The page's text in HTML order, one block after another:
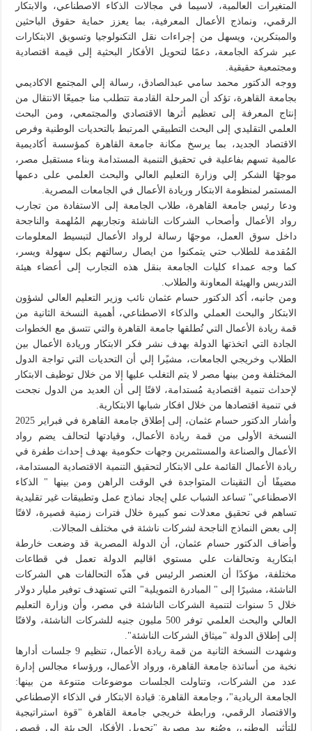
المتغيرات العالمية، لاسيما في مجالات الذكاء الاصطناعي، والابتكار
الرقمي، ونماذج الأعمال المعرفية، بما يعزز حماية حقوق الباحثين
والمبتكرين، ويسهل من إجراءات نقل التكنولوجيا وتسويق الابتكارات
عبر شركة الجامعة، دعمًا لتحويل الأفكار البحثية إلى قيمة اقتصادية
ومجتمعية حقيقية.
ووجه الدكتور محمد سامي عبدالصادق، رسالة إلي المجتمع الاكاديمي
بجامعة القاهرة، تؤكد أن المرحلة القادمة تتطلب منا جميعًا الانتقال من
إنتاج المعرفة إلى تعظيم أثرها الاقتصادي والمجتمعي، ومن البحث
العلمي التقليدي إلى البحث التطبيقي المرتبط بالتحديات الوطنية وفرص
الاقتصاد الجديد، بما يرسخ مكانة جامعة القاهرة كمؤسسة أكاديمية
عالمية تسهم بفاعلية في تحقيق التنمية المستدامة وبناء مستقبل مصر،
موجهًا الشكر إلي وزارة التعليم العالي والبحث العلمي على دعمها
المستمر لمنظومة الابتكار وريادة الأعمال في الجامعات المصرية.
ودعا رئيس جامعة القاهرة، طلاب الجامعة إلى الاستفادة من تجارب
رواد الأعمال وأصحاب الشركات الناشئة وتجاربهم المُلهمة والناجحة
داخل سوق العمل، موجهًا رسالة لرواد الأعمال لتبسيط المعلومات
المُقدمة للطلاب حتي يتمكنوا من ايصال رسالتهم بكل سهولة ويسر،
كما وجه عمداء كليات الجامعة بنقل هذه التجارب إلى أعضاء هيئة
التدريس والهيئة المعاونة والطلاب.
ومن جانبه، أكد الدكتور حسام عثمان نائب وزير التعليم العالي لشؤون
الابتكار والبحث العملي والذكاء الاصطناعي، أهمية النسخة الثانية من
قمة ريادة الأعمال التي تُطلقها جامعة القاهرة والتي تتسق مع الخطوات
الجادة التي اتخذتها الدولة بهدف نشر فكر الابتكار وريادة الأعمال بين
الطلاب وخريجي الجامعات، مشيًرا إلي أن التحديات التي تواجة الدول
المختلفة ومن بينها مصر لا يتم التغلب عليها إلا من خلال توظيف الابتكار
لإحداث تنمية اقتصادية مُستدامة، لافتًا إلى أن العديد من الدول نجحت
في تنمية اقتصادها من خلال افكار شبابها الابتكارية.
وأشار الدكتور حسام عثمان، إلى إطلاق جامعة القاهرة في فبراير 2025
النسخة الأولى من قمة ريادة الأعمال، وقيادتها لتحالف يضم رواد
الأعمال والصناعة والمستثمرين وجهات حكومية بهدف إحداث طفرة في
ريادة الأعمال القائمة على الابتكار لتحقيق التنمية الاقتصادية المستدامة،
مضيفًا أن التقينات المتواجدة في الوقت الراهن ومن بينها " الذكاء
الاصطناعي" تساعد الشباب علي إيجاد نماذج عمل وتطبيقات غير تقليدية
تساهم في تحقيق معدلات نمو كبيرة خلال فترات زمنية قصيرة، لافتًا
إلى بعض النماذج الناجحة لشركات ناشئة في مختلف المجالات.
وأضاف الدكتور حسام عثمان، أن الدولة المصرية قد وضعت خارطة
ابتكارية وتحالفات علي مستوي اقاليم الدولة تعمل في قطاعات
مختلفة، مؤكدًا أن العنصر الرئيس في هذّه التحالفات هي الشركات
الناشئة، مشيرًا إلى " المبادرة التمويلية" التي تستهدف توفير مليار دولار
خلال 5 سنوات لتنمية الشركات الناشئة في مصر، وأن وزارة التعليم
العالي والبحث العلمي توفر 500 مليون جنيه للشركات الناشئة، ولافتًا
إلى إطلاق الدولة "ميثاق الشركات الناشئة".
وشهدت النسخة الثانية من قمة ريادة الأعمال، تنظيم 9 جلسات أدارها
نخبة من أساتذة جامعة القاهرة، ورواد الأعمال، ورؤساء مجالس إدارة
عدد من الشركات، وتناولت الجلسات موضوعات متنوعة من بينها:
الجامعة الريادية"، وجامعة القاهرة: قيادة الابتكار في الذكاء الإصطناعي
والاقتصاد الرقمي، ورابطة خريجي جامعة القاهرة "قوة استراتيجية
للتأثير الوطني، وصُنع بيد مصرية "تحويل الأفكار الجريئة إلي قصص